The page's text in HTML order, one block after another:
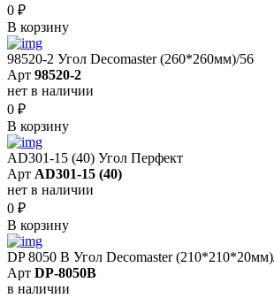
0 ₽
В корзину
98520-2 Угол Decomaster (260*260мм)/56
Арт 98520-2
нет в наличии
0 ₽
В корзину
AD301-15 (40) Угол Перфект
Арт AD301-15 (40)
нет в наличии
0 ₽
В корзину
DP 8050 B Угол Decomaster
Арт DP-8050B
в наличии